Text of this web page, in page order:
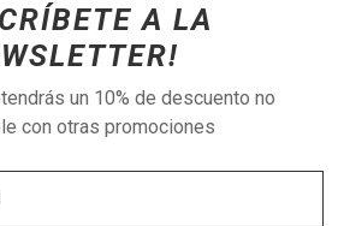
A LA
un 10% de descuento no
con otras promociones